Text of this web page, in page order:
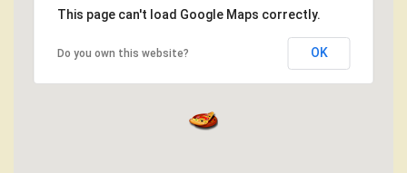
This page can't load Google Maps correctly.
Do you own this website? OK